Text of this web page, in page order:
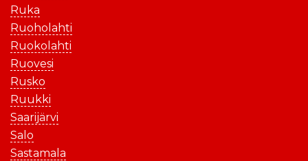
Ruka
Ruoholahti
Ruokolahti
Ruovesi
Rusko
Ruukki
Saarijärvi
Salo
Sastamala